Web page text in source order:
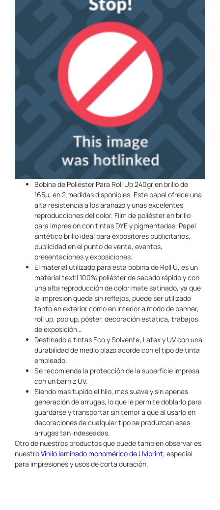
Bobina de Poliéster Para Roll Up 240gr en brillo de
165µ, en 2 medidas disponibles. Este papel ofrece una
alta resistencia a los arañazo y unas excelentes
reproducciones del color. Film de poliéster en brillo
para impresión con tintas DYE y pigmentadas. Papel
sintético brillo ideal para expositores publicitarios,
publicidad en el punto de venta, eventos,
presentaciones y exposiciones.
El material utilizado para esta bobina de Roll U, es un
material textil 100% poliéster de secado rápido y con
una alta reproducción de color mate satinado, ya que
la impresión queda sin reflejos, puede ser utilizado
tanto en exterior como en interior a modo de banner,
roll up, pop up, póster, decoración estática, trabajos
de exposición…
Destinado a tintas Eco y Solvente, Latex y UV con una
durabilidad de medio plazo acorde con el tipo de tinta
empleado.
Se recomienda la protección de la superficie impresa
con un barniz UV.
Siendo mas tupido el hilo, mas suave y sin apenas
generación de arrugas, lo que le permite doblarlo para
guardarse y transportar sin temor a que al usarlo en
decoraciones de cualquier tipo se produzcan esas
arrugas tan indeseadas.
Otro de nuestros productos que puede tambien observar es
nuestroVinilo laminado monomérico de Uviprint, especial
para impresiones y usos de corta duración.